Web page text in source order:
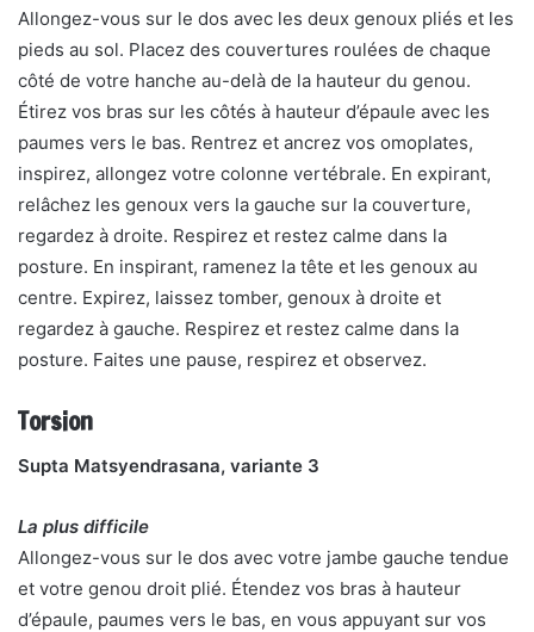
Allongez-vous sur le dos avec les deux genoux pliés et les
pieds au sol. Placez des couvertures roulées de chaque
côté de votre hanche au-delà de la hauteur du genou.
Étirez vos bras sur les côtés à hauteur d’épaule avec les
paumes vers le bas. Rentrez et ancrez vos omoplates,
inspirez, allongez votre colonne vertébrale. En expirant,
relâchez les genoux vers la gauche sur la couverture,
regardez à droite. Respirez et restez calme dans la
posture. En inspirant, ramenez la tête et les genoux au
centre. Expirez, laissez tomber, genoux à droite et
regardez à gauche. Respirez et restez calme dans la
posture. Faites une pause, respirez et observez.
Torsion
Supta Matsyendrasana, variante 3
La plus difficile
Allongez-vous sur le dos avec votre jambe gauche tendue
et votre genou droit plié. Étendez vos bras à hauteur
d’épaule, paumes vers le bas, en vous appuyant sur vos